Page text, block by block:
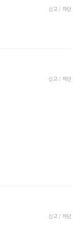
신고 / 차단
신고 / 차단
신고 / 차단